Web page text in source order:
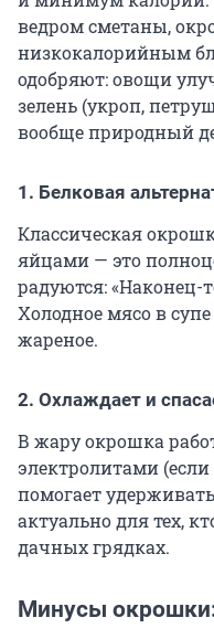
ведром сметаны,
низкокалорийным
одобряют: овощи
зелень (укроп,
вообще природный
1. Белковая
Классическая
яйцами — это
радуются: «Наконец-
Холодное мясо в
жареное.
2. Охлаждает и
В жару окрошка
электролитами (если
помогает
актуально для тех,
дачных грядках.
Минусы окрошки: